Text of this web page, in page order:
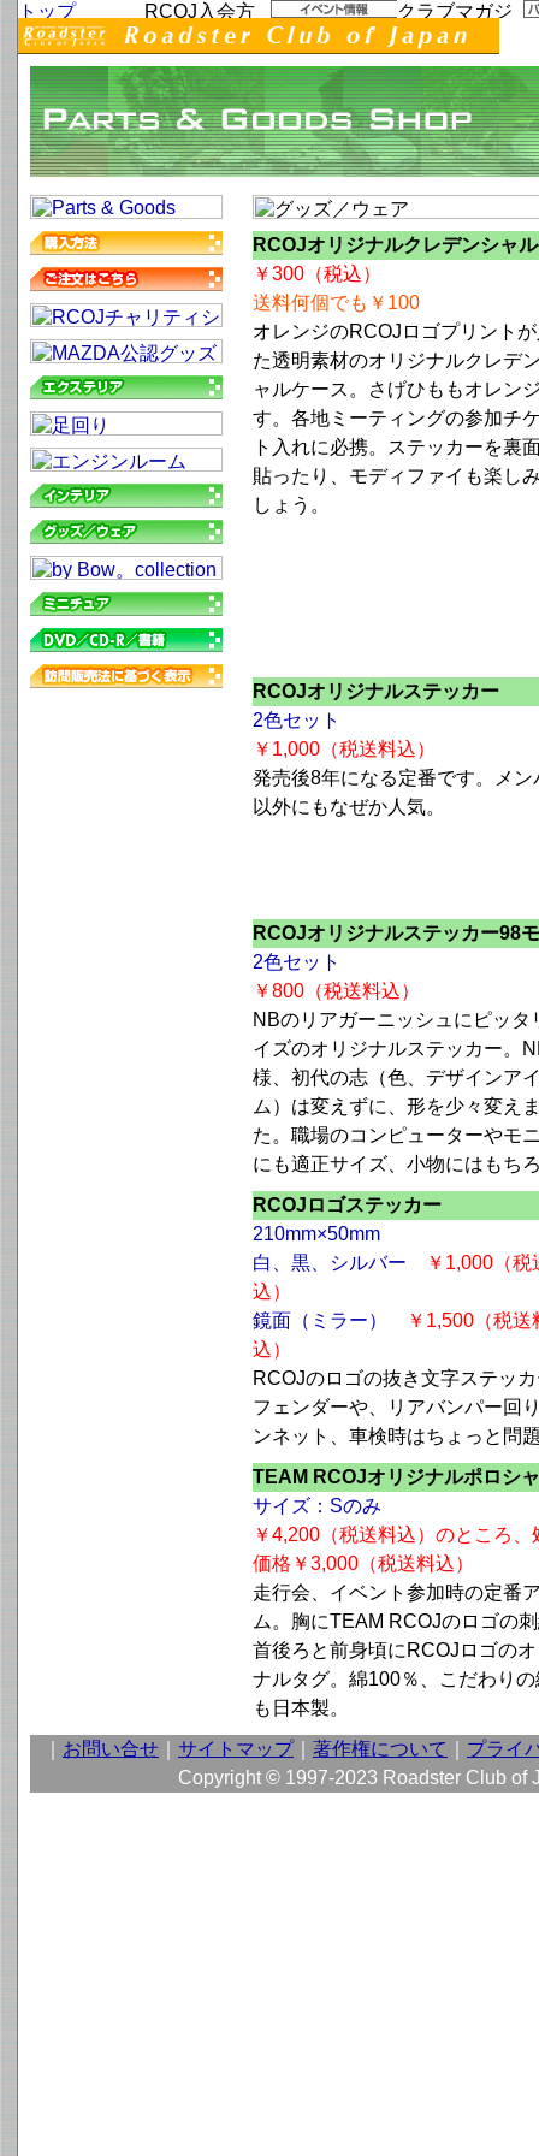
RCOJオリジナルクレデンシャ
￥300（税込）
送料何個でも￥100
オレンジのRCOJロゴプリント
た透明素材のオリジナルクレデ
ャルケース。さげひももオレン
す。各地ミーティングの参加チ
ト入れに必携。ステッカーを裏
貼ったり、モディファイも楽し
しょう。
RCOJオリジナルステッカー
2色セット
￥1,000（税送料込）
発売後8年になる定番です。メン
以外にもなぜか人気。
RCOJオリジナルステッカー98
2色セット
￥800（税送料込）
NBのリアガーニッシュにピッタ
イズのオリジナルステッカー。
様、初代の志（色、デザインア
ム）は変えずに、形を少々変え
た。職場のコンピューターやモ
にも適正サイズ、小物にはもち
RCOJロゴステッカー
210mm×50mm
白、黒、シルバー
￥1,000（税
込）
鏡面（ミラー）
￥1,500（税送
込）
RCOJのロゴの抜き文字ステッ
フェンダーや、リアバンパー回
ンネット、車検時はちょっと問
TEAM RCOJオリジナルポロシ
サイズ：Sのみ
￥4,200（税送料込）のところ、
価格￥3,000（税送料込）
走行会、イベント参加時の定番
ム。胸にTEAM RCOJのロゴの
首後ろと前身頃にRCOJロゴの
ナルタグ。綿100％、こだわり
も日本製。
お問い合せ サイトマップ｜ 著作権について
プライ
Copyright © 1997-2023 Roadster Club of